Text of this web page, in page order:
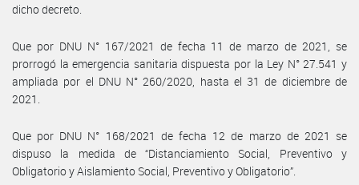
dicho decreto.
Que por DNU N° 167/2021 de fecha 11 de marzo de 2021, se
prorrogó la emergencia sanitaria dispuesta por la Ley N° 27.541 y
ampliada por el DNU N° 260/2020, hasta el 31 de diciembre de
2021.
Que por DNU N° 168/2021 de fecha 12 de marzo de 2021 se
dispuso la medida de “Distanciamiento Social, Preventivo y
Obligatorio y Aislamiento Social, Preventivo y Obligatorio”.